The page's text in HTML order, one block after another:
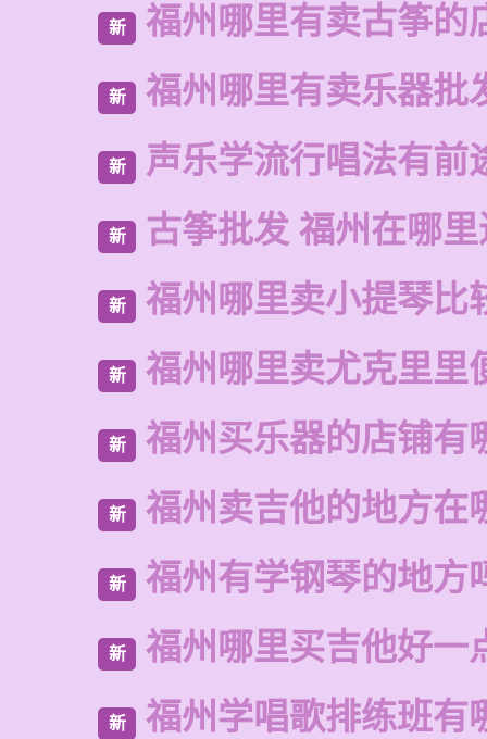
新 福州哪里有卖古筝的
新 福州哪里有卖乐器批
新 声乐学流行唱法有前
新 古筝批发 福州在哪
新 福州哪里卖小提琴比
新 福州哪里卖尤克里里
新 福州买乐器的店铺有
新 福州卖吉他的地方在
新 福州有学钢琴的地方
新 福州哪里买吉他好一
新 福州学唱歌排练班有